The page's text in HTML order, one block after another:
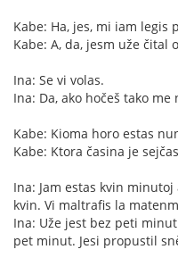
Kabe: Ha, jes, mi iam legis
Kabe: A, da, jesm uže čital
Ina: Se vi volas.
Ina: Da, ako hočeš tako me
Kabe: Kioma horo estas
Kabe: Ktora časina je
Ina: Jam estas kvin
kvin. Vi maltrafis la
Ina: Uže jest bez peti
pet minut. Jesi propustil